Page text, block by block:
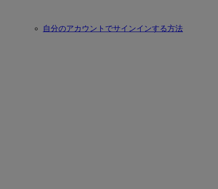
自分のアカウントでサインインする方法